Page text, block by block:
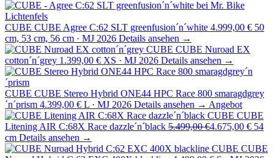
CUBE CUBE Agree C:62 SLT greenfusion´n´white 4.999,00 € 50
cm, 53 cm, 56 cm · MJ 2026 Details ansehen →
CUBE CUBE Nuroad EX
cotton´n´grey 1.399,00 € XS · MJ 2026 Details ansehen →
CUBE CUBE Stereo Hybrid ONE44 HPC Race 800 smaragdgrey
´n´prism 4.399,00 € L · MJ 2026 Details ansehen → Angebot
CUBE CUBE
Litening AIR C:68X Race dazzle´n´black 5.499,00 €4.675,00 € 54
cm Details ansehen →
CUBE CUBE